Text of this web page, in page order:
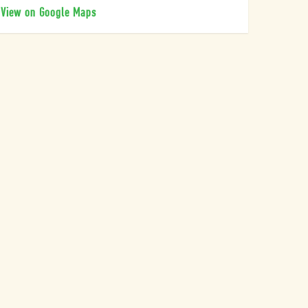
View on Google Maps